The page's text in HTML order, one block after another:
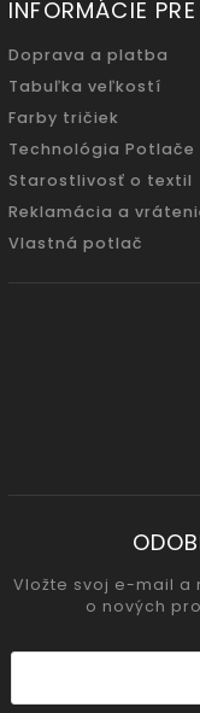
INFORMÁCIE
Doprava a platba
Tabuľka veľkostí
Farby tričiek
Technológia Potlače
Starostlivosť o textil
Reklamácia a
Vlastná potlač
Vložte svoj e-mail a
o nových